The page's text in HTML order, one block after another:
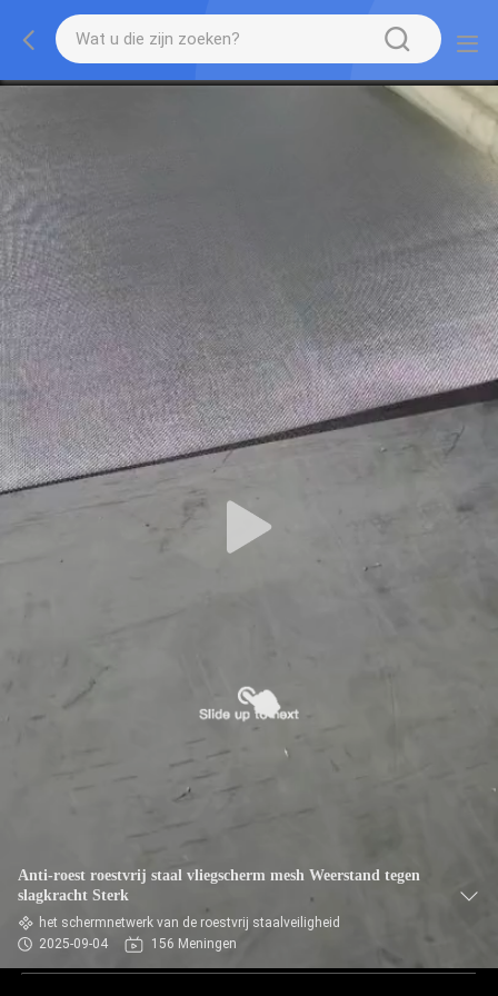
Anti-roest roestvrij staal vliegscherm mesh Weerstand tegen
slagkracht Sterk
het schermnetwerk van de roestvrij staalveiligheid
2025-09-04
156 Meningen